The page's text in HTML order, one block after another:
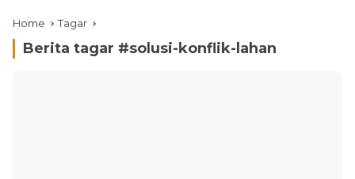
Home Tagar
Berita tagar #solusi-konflik-lahan